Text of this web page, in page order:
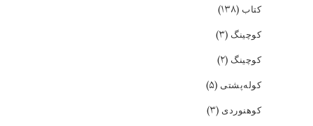
کتاب (۱۳۸)
کوچینگ (۳)
کوچینگ (۲)
کوله‌پشتی (۵)
کوهنوردی (۳)